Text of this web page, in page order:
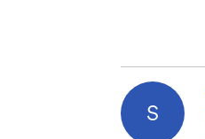
S